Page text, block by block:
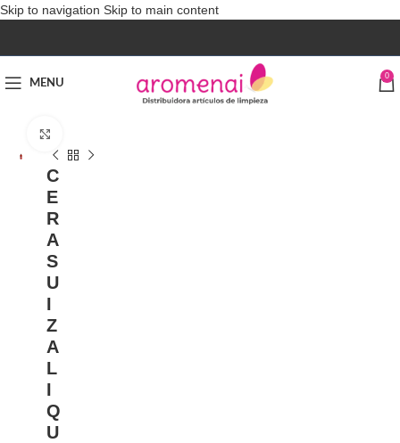
Skip to navigation Skip to main content
MENU
0
C
E
R
A
S
U
I
Z
A
L
I
Q
U